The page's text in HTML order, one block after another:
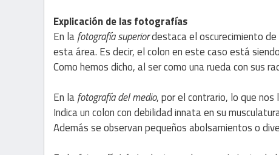
Explicación de las fotografías
En lafotografía superiordestaca el oscurecimiento
esta área. Es decir, el colon en este caso está
Como hemos dicho, al ser como una rueda con sus
En lafotografía del medio, por el contrario, lo que
Indica un colon con debilidad innata en su
Además se observan pequeños abolsamientos o